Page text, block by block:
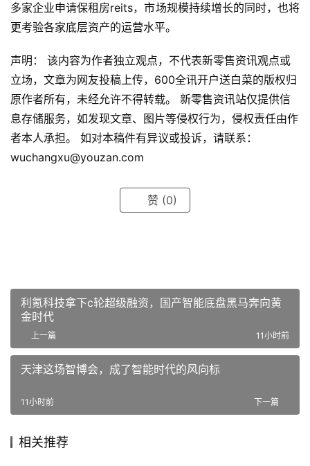
多家企业申请保租房reits，市场规模持续增长的同时，也将
更考验各家底层资产的运营水平。
声明： 该内容为作者独立观点，不代表新零售资讯观点或
立场，文章为网友投稿上传，600全讯开户送白菜的版权归
原作者所有，未经允许不得转载。 新零售资讯站仅提供信
息存储服务，如发现文章、图片等侵权行为，侵权责任由作
者本人承担。 如对本稿件有异议或投诉，请联系：
wuchangxu@youzan.com
赞 (0)
利氪科技拿下c轮超级融资，国产智能底盘黑马奔向黄
金时代
上一篇 11小时前
天津这场智博会，成了智能时代的风向标
下一篇
11小时前
相关推荐